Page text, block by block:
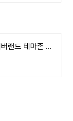
케데헌 핫이슈 총정리 │ 에버랜드 테마존 오픈런·굿즈 38종·‘골든’ 빌보드 6주·UK 8주 1위